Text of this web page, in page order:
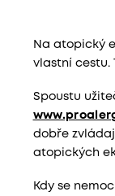
Na atopický
vlastní cestu.
Spoustu
dobře
atopických
Kdy se